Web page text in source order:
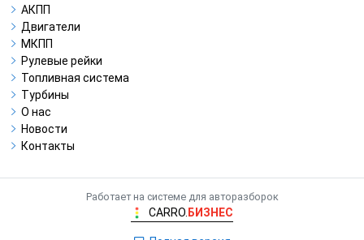
АКПП
Двигатели
МКПП
Рулевые рейки
Топливная система
Турбины
О нас
Новости
Контакты
Работает на системе для авторазборок
CARRO. БИЗНЕС